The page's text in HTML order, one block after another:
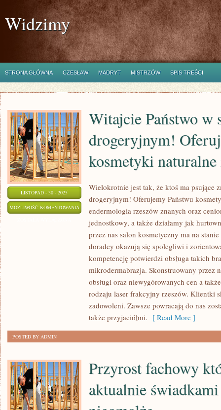
Widzimy
STRONA GŁÓWNA CZESŁAW MADRYT MISTRZÓW SPIS TREŚCI
LISTOPAD - 30 - 2025
MOŻLIWOŚĆ KOMENTOWANIA
PAŃSTWO
SALONIE
DROGERYJNYM!
OFERUJEMY
WAM
KOSMETYKI
NATURALNE
ZABIEGI
TYPU
Witajcie Państwo w
drogeryjnym!
kosmetyki
Wielokrotnie jest tak, że ktoś ma psujące
drogeryjnym! Oferujemy Państwu
endermologia rzeszów znanych oraz
jednostkowy, a także działamy jak
przez nas salon kosmetyczny ma na
doradcy okazują się spolegliwi i
kompetencję potwierdzi obsługa takich
mikrodermabrazja. Skonstruowany przez
obsługi oraz niewygórowanych cen a
rodzaju laser frakcyjny rzeszów. Klientki
zadowoleni. Zawsze powracają do nas
także przyjaciółmi. [ Read More ]
POSTED BY ADMIN
Przyrost fachowy
aktualnie